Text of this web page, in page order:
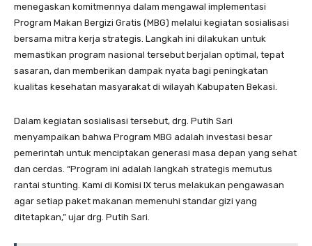
menegaskan komitmennya dalam mengawal implementasi
Program Makan Bergizi Gratis (MBG) melalui kegiatan sosialisasi
bersama mitra kerja strategis. Langkah ini dilakukan untuk
memastikan program nasional tersebut berjalan optimal, tepat
sasaran, dan memberikan dampak nyata bagi peningkatan
kualitas kesehatan masyarakat di wilayah Kabupaten Bekasi.
Dalam kegiatan sosialisasi tersebut, drg. Putih Sari
menyampaikan bahwa Program MBG adalah investasi besar
pemerintah untuk menciptakan generasi masa depan yang sehat
dan cerdas. “Program ini adalah langkah strategis memutus
rantai stunting. Kami di Komisi IX terus melakukan pengawasan
agar setiap paket makanan memenuhi standar gizi yang
ditetapkan,” ujar drg. Putih Sari.